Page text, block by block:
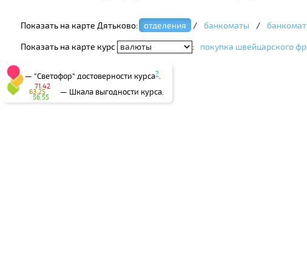
Показать на карте Дятьково: отделения / банкоматы /
Показать на карте курс : покупка швейцарского
— "Светофор" достоверности курса?.
— Шкала выгодности курса.
56.55
63.25
71.42